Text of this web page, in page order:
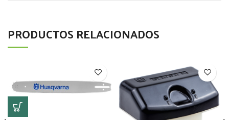
PRODUCTOS RELACIONADOS